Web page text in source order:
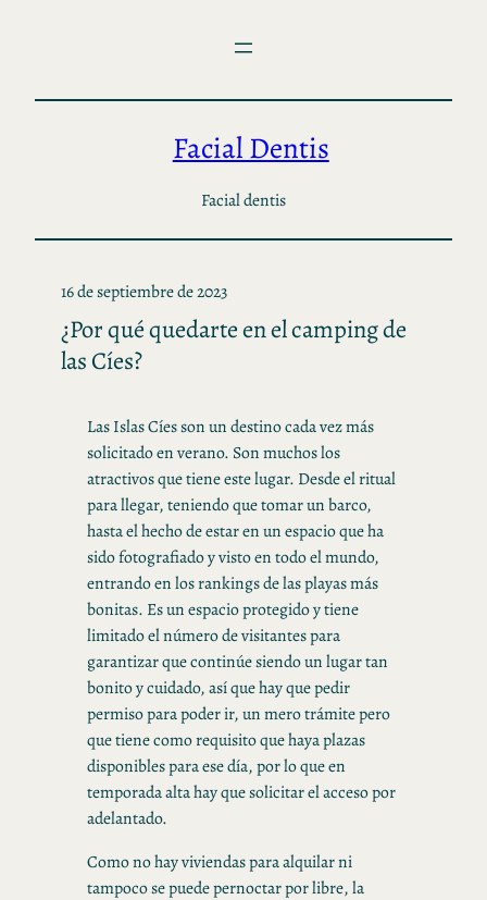
Facial Dentis
Facial dentis
16 de septiembre de 2023
¿Por qué quedarte en el camping de
las Cíes?
Las Islas Cíes son un destino cada vez más
solicitado en verano. Son muchos los
atractivos que tiene este lugar. Desde el ritual
para llegar, teniendo que tomar un barco,
hasta el hecho de estar en un espacio que ha
sido fotografiado y visto en todo el mundo,
entrando en los rankings de las playas más
bonitas. Es un espacio protegido y tiene
limitado el número de visitantes para
garantizar que continúe siendo un lugar tan
bonito y cuidado, así que hay que pedir
permiso para poder ir, un mero trámite pero
que tiene como requisito que haya plazas
disponibles para ese día, por lo que en
temporada alta hay que solicitar el acceso por
adelantado.
Como no hay viviendas para alquilar ni
tampoco se puede pernoctar por libre, la